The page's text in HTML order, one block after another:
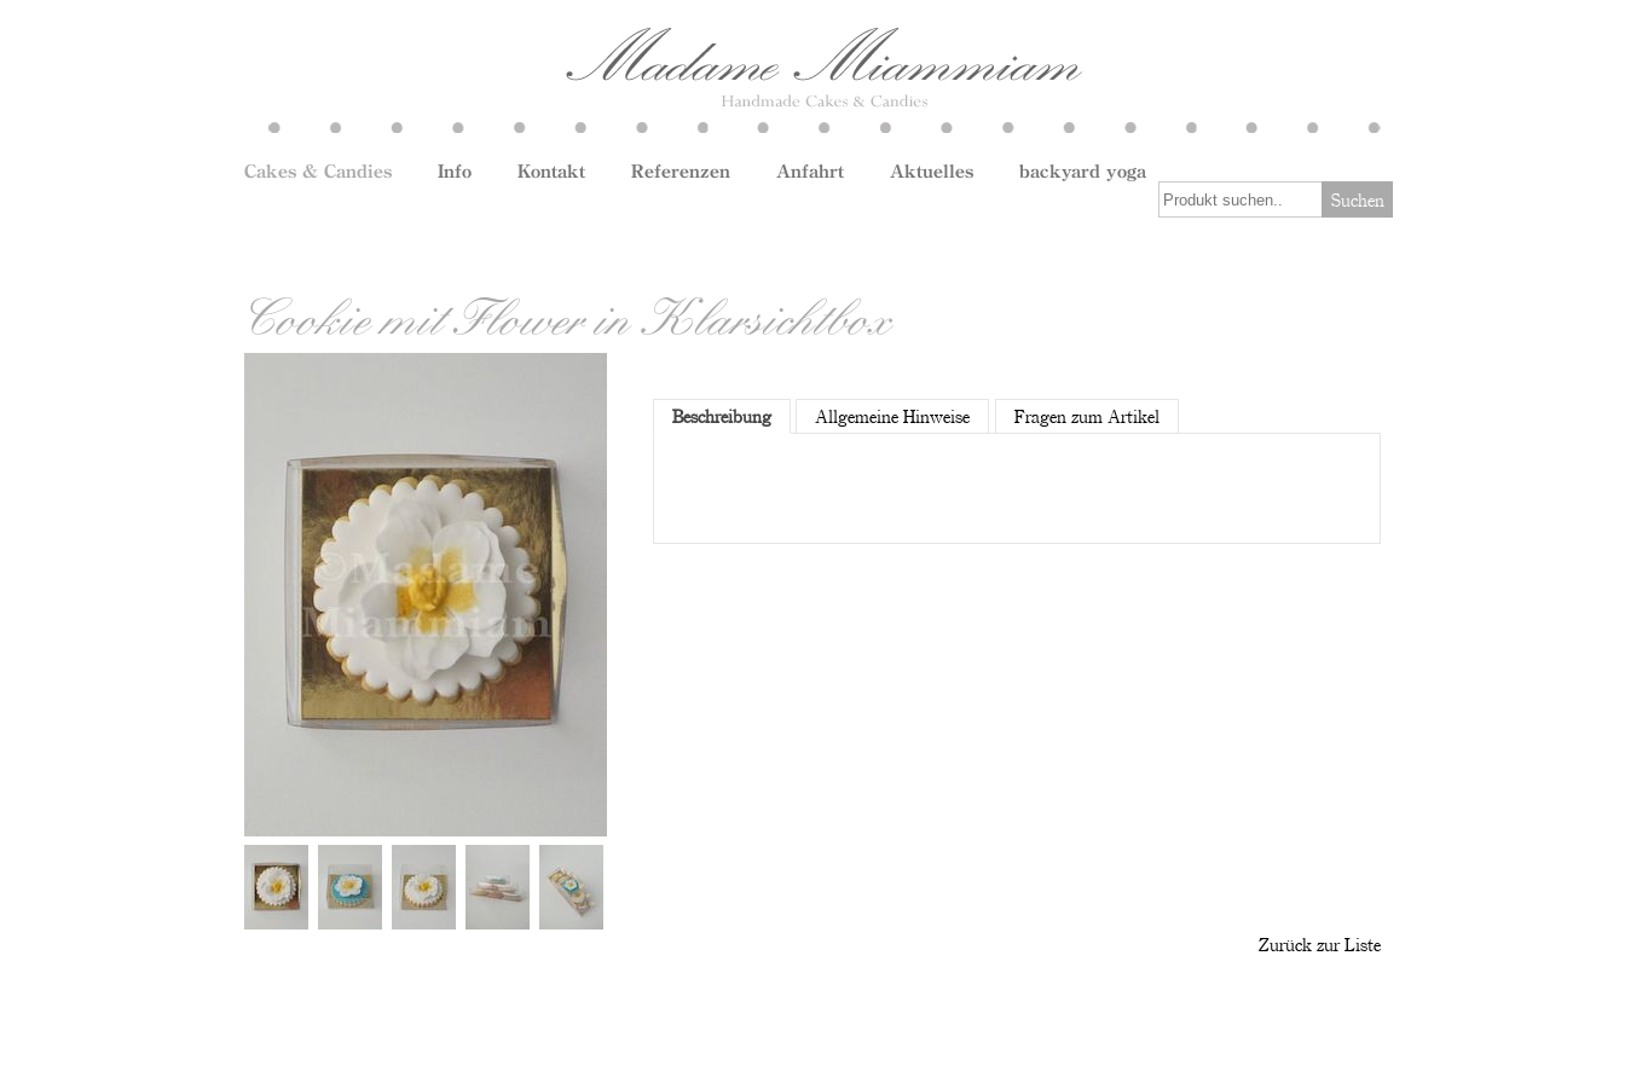
Cakes & Candies Info Kontakt Referenzen Anfahrt Aktuelles
backyard yoga
Suchen
Cookie mit Flower in Klarsichtbox
Beschreibung Allgemeine Hinweise Fragen zum Artikel
Zurück zur Liste